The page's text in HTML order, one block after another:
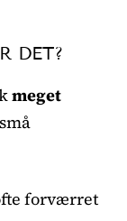
DET?
meget
forværret